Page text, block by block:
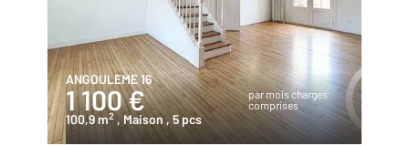
ANGOULEME 16
1 100 €
par mois charges
comprises
100,9 m2 , Maison, 5 pcs